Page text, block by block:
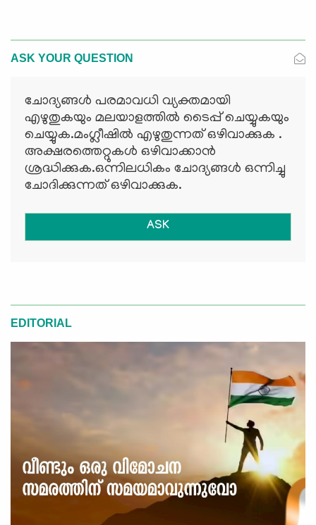
ASK YOUR QUESTION
ചോദ്യങ്ങള്‍ പരമാവധി വ്യക്തമായി
എഴുതുകയും മലയാളത്തില്‍ ടൈപ്പ് ചെയ്യുകയും
ചെയ്യുക.മംഗ്ലീഷില്‍ എഴുതുന്നത് ഒഴിവാക്കുക .
അക്ഷരത്തെറ്റുകള്‍ ഒഴിവാക്കാന്‍
ശ്രദ്ധിക്കുക.ഒന്നിലധികം ചോദ്യങ്ങള്‍ ഒന്നിച്ചു
ചോദിക്കുന്നത് ഒഴിവാക്കുക.
ASK
EDITORIAL